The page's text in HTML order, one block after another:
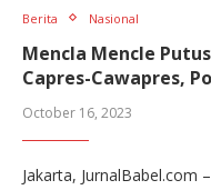
Berita Nasional
Mencla Mencle
Capres-Cawapres,
October 16, 2023
Jakarta, JurnalBabel.com